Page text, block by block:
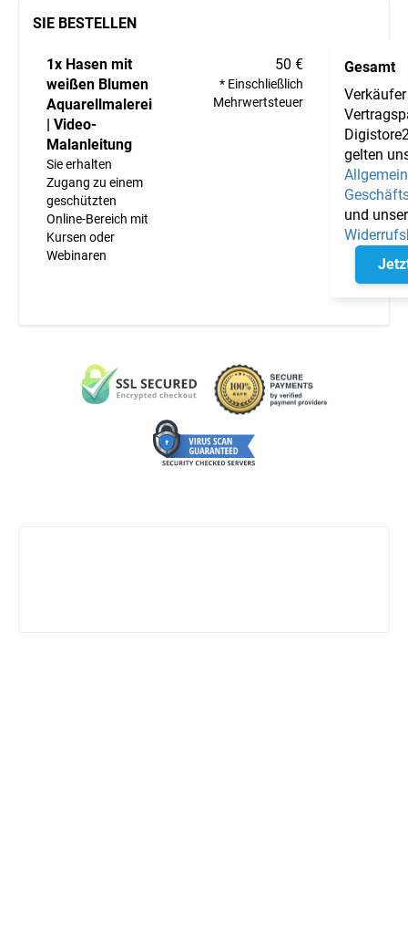
SIE BESTELLEN
1x Hasen mit
weißen Blumen
Aquarellmalerei
| Video-
Malanleitung
Sie erhalten
Zugang zu einem
geschützten
Online-Bereich mit
Kursen oder
Webinaren
50 €
* Einschließlich
Mehrwertsteuer
Gesamt
gelten
und